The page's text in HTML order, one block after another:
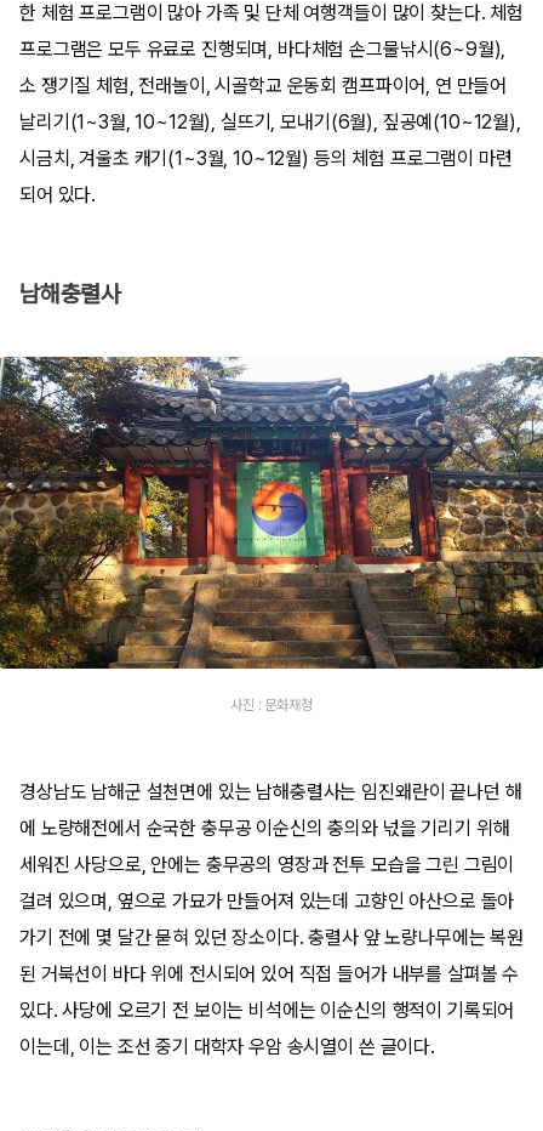
한 체험 프로그램이 많아 가족 및 단체 여행객들이 많이 찾는다. 체험
프로그램은 모두 유료로 진행되며, 바다체험 손그물낚시(6~9월),
소 쟁기질 체험, 전래놀이, 시골학교 운동회 캠프파이어, 연 만들어
날리기(1~3월, 10~12월), 실뜨기, 모내기(6월), 짚공예(10~12월),
시금치, 겨울초 캐기(1~3월, 10~12월) 등의 체험 프로그램이 마련
되어 있다.
남해충렬사
사진 : 문화재청
경상남도 남해군 설천면에 있는 남해충렬사는 임진왜란이 끝나던 해
에 노량해전에서 순국한 충무공 이순신의 충의와 넋을 기리기 위해
세워진 사당으로, 안에는 충무공의 영장과 전투 모습을 그린 그림이
걸려 있으며, 옆으로 가묘가 만들어져 있는데 고향인 아산으로 돌아
가기 전에 몇 달간 묻혀 있던 장소이다. 충렬사 앞 노량나무에는 복원
된 거북선이 바다 위에 전시되어 있어 직접 들어가 내부를 살펴볼 수
있다. 사당에 오르기 전 보이는 비석에는 이순신의 행적이 기록되어
이는데, 이는 조선 중기 대학자 우암 송시열이 쓴 글이다.